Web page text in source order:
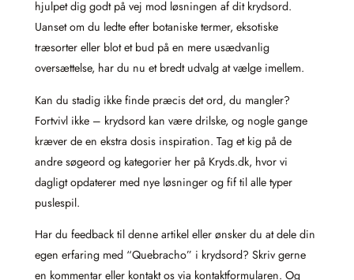
hjulpet dig godt på vej mod løsningen af dit krydsord.
Uanset om du ledte efter botaniske termer, eksotiske
træsorter eller blot et bud på en mere usædvanlig
oversættelse, har du nu et bredt udvalg at vælge imellem.
Kan du stadig ikke finde præcis det ord, du mangler?
Fortvivl ikke – krydsord kan være drilske, og nogle gange
kræver de en ekstra dosis inspiration. Tag et kig på de
andre søgeord og kategorier her på Kryds.dk, hvor vi
dagligt opdaterer med nye løsninger og fif til alle typer
puslespil.
Har du feedback til denne artikel eller ønsker du at dele din
egen erfaring med “Quebracho” i krydsord? Skriv gerne
en kommentar eller kontakt os via kontaktformularen. Og